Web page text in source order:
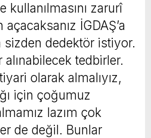
kullanılmasını zarurî
açacaksanız İGDAŞ’a
dedektör istiyor.
alınabilecek tedbirler.
olarak almalıyız,
için çoğumuz
lazım çok
de değil. Bunlar